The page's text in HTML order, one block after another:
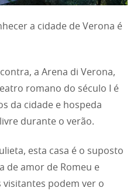
a cidade de Verona é
a Arena di Verona,
romano do século I é
da cidade e hospeda
durante o verão.
esta casa é o suposto
de amor de Romeu e
visitantes podem ver o